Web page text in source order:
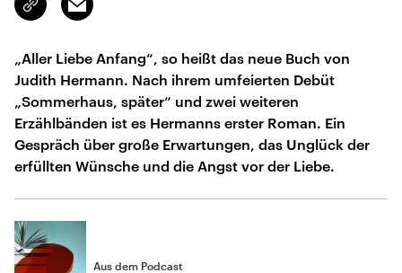
kopieren/teilen
„Aller Liebe Anfang“, so heißt das neue Buch von
Judith Hermann. Nach ihrem umfeierten Debüt
„Sommerhaus, später“ und zwei weiteren
Erzählbänden ist es Hermanns erster Roman. Ein
Gespräch über große Erwartungen, das Unglück der
erfüllten Wünsche und die Angst vor der Liebe.
Aus dem Podcast